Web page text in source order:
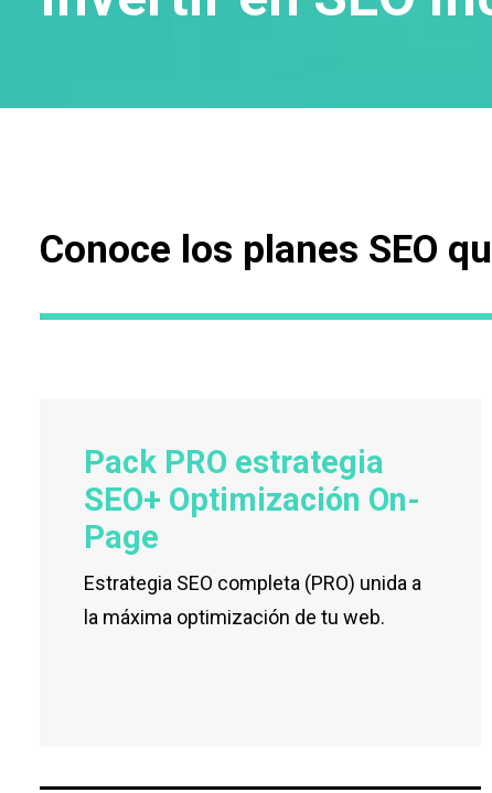
Conoce los planes SEO
Pack PRO estrategia
SEO+ Optimización On-
Page
Estrategia SEO completa (PRO) unida a
la máxima optimización de tu web.